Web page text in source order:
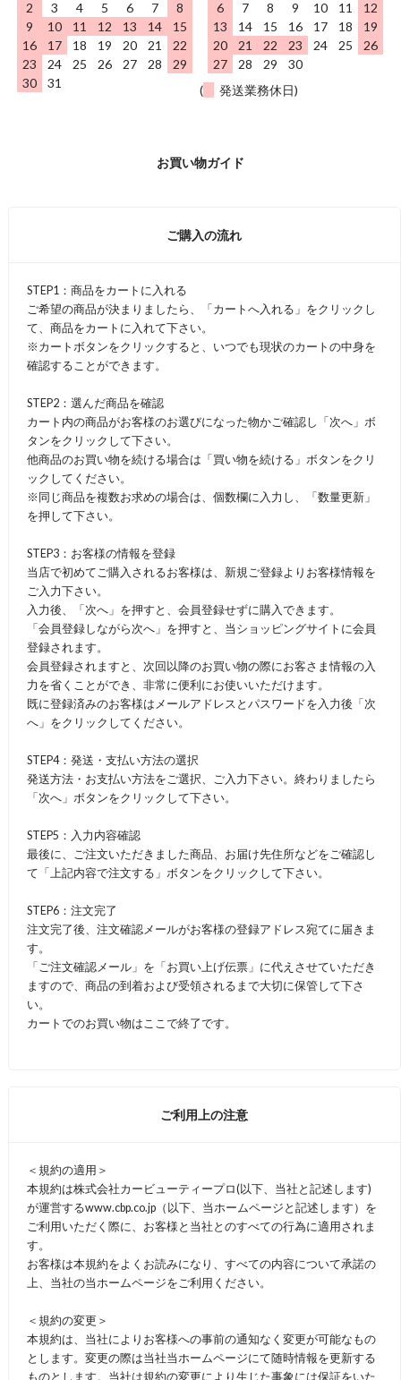
2 3 4 5 6 7
8
9
10 11 12 13 14
15
16
17 18 19 20 21
22
23
24 25 26 27 28
29
30
31
6 7 8 9 10 11
12
13
14 15 16 17 18
19
20
21 22 23 24 25
26
27
28 29
30
(
発送業務休日)
お買い物ガイド
ご購入の流れ
STEP1：商品をカートに入れる
ご希望の商品が決まりましたら、「カートへ入れる」をクリックし
て、商品をカートに入れて下さい。
※カートボタンをクリックすると、いつでも現状のカートの中身を
確認することができます。
STEP2：選んだ商品を確認
カート内の商品がお客様のお選びになった物かご確認し「次へ」ボ
タンをクリックして下さい。
他商品のお買い物を続ける場合は「買い物を続ける」ボタンをクリ
ックしてください。
※同じ商品を複数お求めの場合は、個数欄に入力し、「数量更新」
を押して下さい。
STEP3：お客様の情報を登録
当店で初めてご購入されるお客様は、新規ご登録よりお客様情報を
ご入力下さい。
入力後、「次へ」を押すと、会員登録せずに購入できます。
「会員登録しながら次へ」を押すと、当ショッピングサイトに会員
登録されます。
会員登録されますと、次回以降のお買い物の際にお客さま情報の入
力を省くことができ、非常に便利にお使いいただけます。
既に登録済みのお客様はメールアドレスとパスワードを入力後「次
へ」をクリックしてください。
STEP4：発送・支払い方法の選択
発送方法・お支払い方法をご選択、ご入力下さい。終わりましたら
「次へ」ボタンをクリックして下さい。
STEP5：入力内容確認
最後に、ご注文いただきました商品、お届け先住所などをご確認し
て「上記内容で注文する」ボタンをクリックして下さい。
STEP6：注文完了
注文完了後、注文確認メールがお客様の登録アドレス宛てに届きま
す。
「ご注文確認メール」を「お買い上げ伝票」に代えさせていただき
ますので、商品の到着および受領されるまで大切に保管して下さ
い。
カートでのお買い物はここで終了です。
ご利用上の注意
＜規約の適用＞
本規約は株式会社カービューティープロ(以下、当社と記述します)
が運営するwww.cbp.co.jp（以下、当ホームページと記述します）を
ご利用いただく際に、お客様と当社とのすべての行為に適用されま
す。
お客様は本規約をよくお読みになり、すべての内容について承諾の
上、当社の当ホームページをご利用ください。
＜規約の変更＞
本規約は、当社によりお客様への事前の通知なく変更が可能なもの
とします。変更の際は当社当ホームページにて随時情報を更新する
ものとします。当社は規約の変更により生じた事象には保証をいた